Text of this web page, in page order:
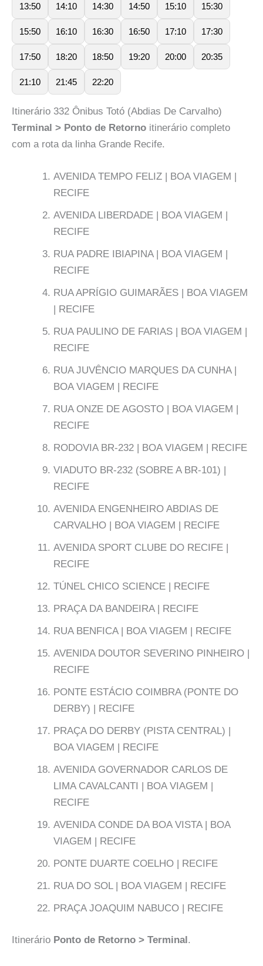
13:50 14:10 14:30 14:50 15:10 15:30
15:50 16:10 16:30 16:50 17:10 17:30
17:50 18:20 18:50 19:20 20:00 20:35
21:10 21:45 22:20
Itinerário 332 Ônibus Totó (Abdias De Carvalho)
Terminal > Ponto de Retorno itinerário completo
com a rota da linha Grande Recife.
AVENIDA TEMPO FELIZ | BOA VIAGEM |
RECIFE
AVENIDA LIBERDADE | BOA VIAGEM |
RECIFE
RUA PADRE IBIAPINA | BOA VIAGEM |
RECIFE
RUA APRÍGIO GUIMARÃES | BOA VIAGEM
| RECIFE
RUA PAULINO DE FARIAS | BOA VIAGEM |
RECIFE
RUA JUVÊNCIO MARQUES DA CUNHA |
BOA VIAGEM | RECIFE
RUA ONZE DE AGOSTO | BOA VIAGEM |
RECIFE
RODOVIA BR-232 | BOA VIAGEM | RECIFE
VIADUTO BR-232 (SOBRE A BR-101) |
RECIFE
AVENIDA ENGENHEIRO ABDIAS DE
CARVALHO | BOA VIAGEM | RECIFE
AVENIDA SPORT CLUBE DO RECIFE |
RECIFE
TÚNEL CHICO SCIENCE | RECIFE
PRAÇA DA BANDEIRA | RECIFE
RUA BENFICA | BOA VIAGEM | RECIFE
AVENIDA DOUTOR SEVERINO PINHEIRO |
RECIFE
PONTE ESTÁCIO COIMBRA (PONTE DO
DERBY) | RECIFE
PRAÇA DO DERBY (PISTA CENTRAL) |
BOA VIAGEM | RECIFE
AVENIDA GOVERNADOR CARLOS DE
LIMA CAVALCANTI | BOA VIAGEM |
RECIFE
AVENIDA CONDE DA BOA VISTA | BOA
VIAGEM | RECIFE
PONTE DUARTE COELHO | RECIFE
RUA DO SOL | BOA VIAGEM | RECIFE
PRAÇA JOAQUIM NABUCO | RECIFE
Itinerário Ponto de Retorno > Terminal.